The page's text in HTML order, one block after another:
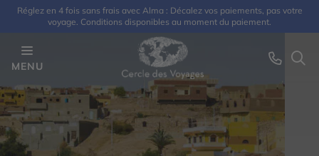
Réglez en 4 fois sans frais avec Alma : Décalez vos paiements, pas votre
voyage. Conditions disponibles au moment du paiement.
MENU